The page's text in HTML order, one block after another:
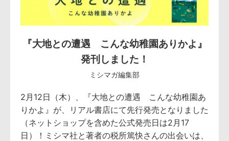
『大地との遭遇 こんな幼稚園ありかよ』
発刊しました！
ミシマガ編集部
2月12日（木）、『大地との遭遇 こんな幼稚園あ
りかよ』が、リアル書店にて先行発売となりました
（ネットショップを含めた公式発売日は2月17
日）！ミシマ社と著者の税所篤快さんの出会いは、